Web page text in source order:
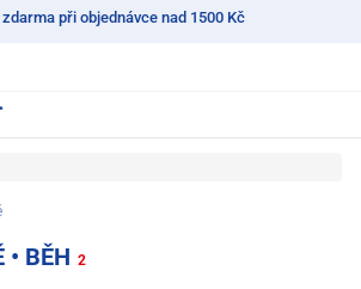
zdarma při objednávce nad 1500 Kč
• BĚH 2